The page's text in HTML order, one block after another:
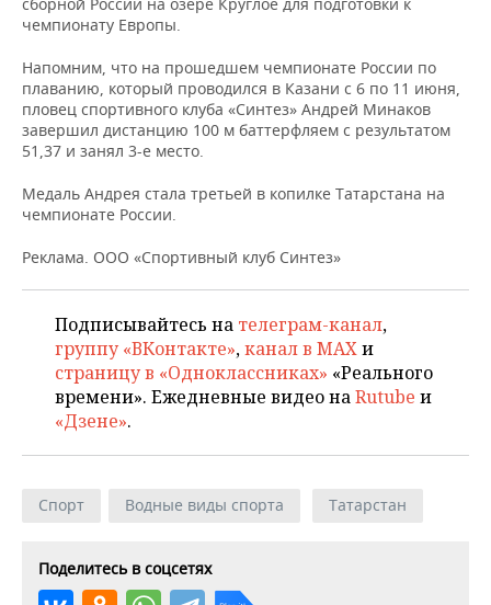
КИБЕРСПОРТ
ФИГУРНОЕ КАТАНИЕ
ВОДНЫЕ ВИДЫ СПОРТА
КУЛЬТУРА
МЕДИЦИНА
ОБРАЗОВАНИЕ
СПИСОК КОМПАНИЙ
чемпионату Европы.
Напомним, что на прошедшем чемпионате России по
плаванию, который проводился в Казани с 6 по 11 июня,
пловец спортивного клуба «Синтез» Андрей Минаков
завершил дистанцию 100 м баттерфляем с результатом
51,37 и занял 3-е место.
Медаль Андрея стала третьей в копилке Татарстана на
чемпионате России.
Реклама. ООО «Спортивный клуб Синтез»
Подписывайтесь на телеграм-канал,
группу «ВКонтакте»,канал в MAXи
страницу в «Одноклассниках» «Реального
времени». Ежедневные видео наRutube и
«Дзене».
Спорт Водные виды спорта Татарстан
Поделитесь в соцсетях